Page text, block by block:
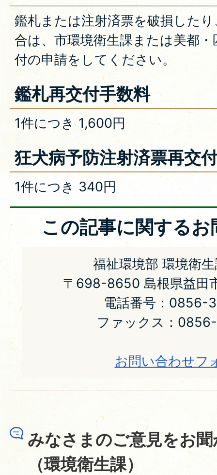
鑑札または注射済票を破損した
合は、市環境衛生課または美都
付の申請をしてください。
鑑札再交付手数料
1件につき 1,600円
狂犬病予防注射済票再交
1件につき 340円
この記事に関する
福祉環境部 環境衛
〒698-8650 島根県益田
電話番号：0856-
ファックス：
お問い合わせフ
みなさまのご意見をお
（環境衛生課）